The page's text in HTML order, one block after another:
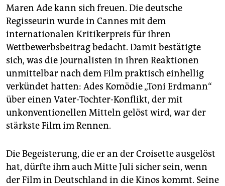
unterstützen
abo
genossenschaft
epaper login
Maren Ade kann sich freuen. Die deutsche
Regisseurin wurde in Cannes mit dem
internationalen Kritikerpreis für ihren
Wettbewerbsbeitrag bedacht. Damit bestätigte
sich, was die Journalisten in ihren Reaktionen
unmittelbar nach dem Film praktisch einhellig
verkündet hatten: Ades Komödie „Toni Erdmann“
über einen Vater-Tochter-Konflikt, der mit
unkonventionellen Mitteln gelöst wird, war der
stärkste Film im Rennen.
Die Begeisterung, die er an der Croisette ausgelöst
hat, dürfte ihm auch Mitte Juli sicher sein, wenn
der Film in Deutschland in die Kinos kommt. Seine